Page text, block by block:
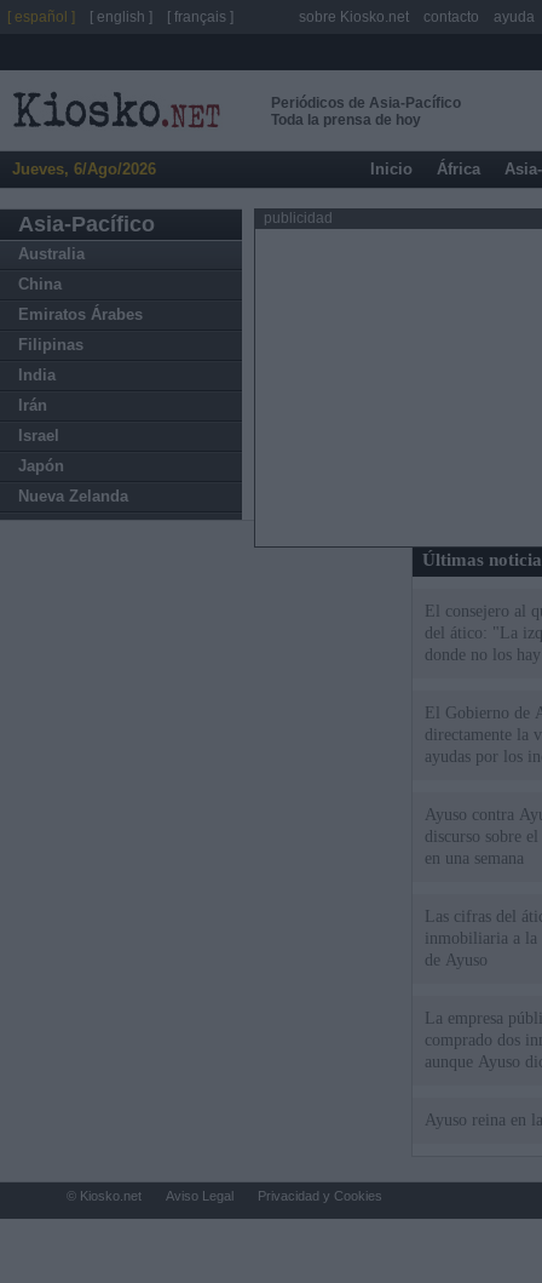
Periódicos de Asia-Pacífico
Toda la prensa de hoy
Jueves, 6/Ago/2026 Inicio África
Asia-Pacífico
Australia
China
Emiratos Árabes
Filipinas
India
Irán
Israel
Japón
Nueva Zelanda
publicidad
Últimas
El consejero al
del ático: "La
donde no los
El Gobierno de
directamente la
ayudas por los
Ayuso contra
discurso sobre
en una semana
Las cifras del
inmobiliaria a la
de Ayuso
La empresa
comprado dos
aunque Ayuso
Ayuso reina en
[ español ] [ english ] [ français ] sobre Kiosko.net contacto ayuda
© Kiosko.net Aviso Legal Privacidad y Cookies